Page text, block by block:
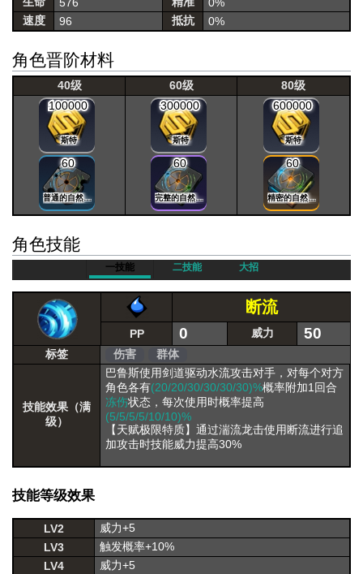
速度
96 抵抗 0%
角色晋阶材料
40级 60级
80级
100000
斯特
60
普通的自然晶片
300000
斯特
60
完整的自然晶片
600000
斯特
60
精密的自然晶片
角色技能
一技能 二技能 大招
断流
PP 0 威力 50
标签 伤害 群体
技能效果（满
级）
巴鲁斯使用剑道驱动水流攻击对手，对每个对方
角色各有(20/20/30/30/30/30)%概率附加1回合
冻伤状态，每次使用时概率提高
(5/5/5/5/10/10)%
【天赋极限特质】通过湍流龙击使用断流进行追
加攻击时技能威力提高30%
技能等级效果
LV2
威力+5
LV3
触发概率+10%
LV4
威力+5